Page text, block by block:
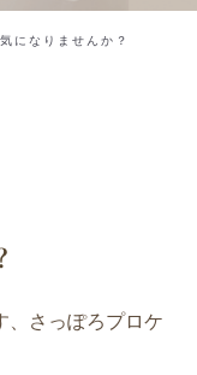
になりませんか？
、さっぽろプロケ